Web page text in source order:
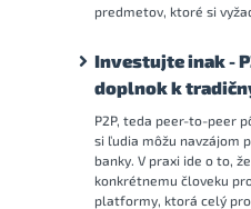
predmetov, ktoré si
Investujte inak -
doplnok k
P2P, teda peer-to-peer
si ľudia môžu navzájom
banky. V praxi ide o to,
konkrétnemu človeku
platformy, ktorá celý